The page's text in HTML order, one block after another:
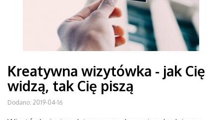
Kreatywna wizytówka - jak Cię
widzą, tak Cię piszą
Dodano: 2019-04-16